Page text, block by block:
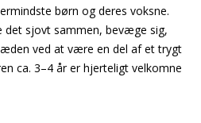
børn og deres voksne.
det sjovt sammen, bevæge sig,
ved at være en del af et trygt
ca. 3–4 år er hjerteligt velkomne